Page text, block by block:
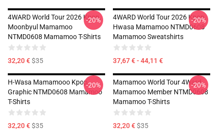
4WARD World Tour 2026 Kpop,
Moonbyul Mamamoo
NTMD0608 Mamamoo T-Shirts
32,20 €$35
-20%
4WARD World Tour 2026 Kpop,
Hwasa Mamamoo NTMD0608
Mamamoo Sweatshirts
37,67 € - 44,11 €
-20%
H-Wasa Mamamooo Kpop
Graphic NTMD0608 Mamamoo
T-Shirts
32,20 €$35
-20%
Mamamoo World Tour 4Ward,
Mamamoo Member NTMD0608
Mamamoo T-Shirts
32,20 €$35
-20%